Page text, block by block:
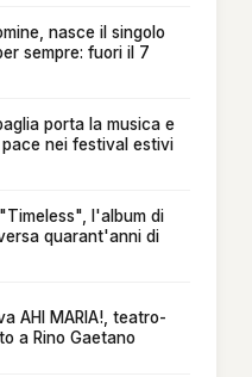
nasce il singolo
sempre: fuori il 7
porta la musica e
nei festival estivi
l'album di
quarant'anni di
AHI MARIA!, teatro-
a Rino Gaetano